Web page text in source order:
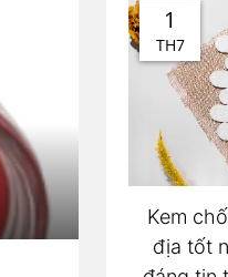
1
TH7
Kem
địa tốt